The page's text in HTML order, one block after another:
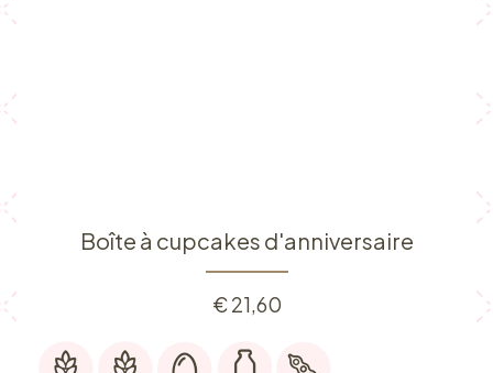
Boîte à cupcakes d'anniversaire
€21,60